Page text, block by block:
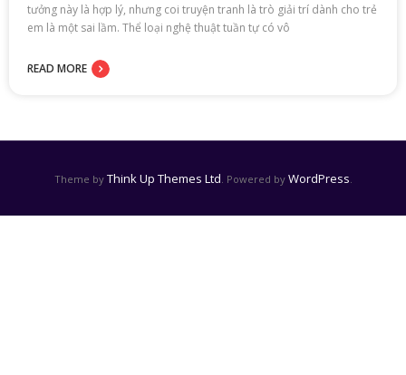
tưởng này là hợp lý, nhưng coi truyện tranh là trò giải trí dành cho trẻ
em là một sai lầm. Thể loại nghệ thuật tuần tự có vô
READ MORE
Theme by Think Up Themes Ltd . Powered by WordPress